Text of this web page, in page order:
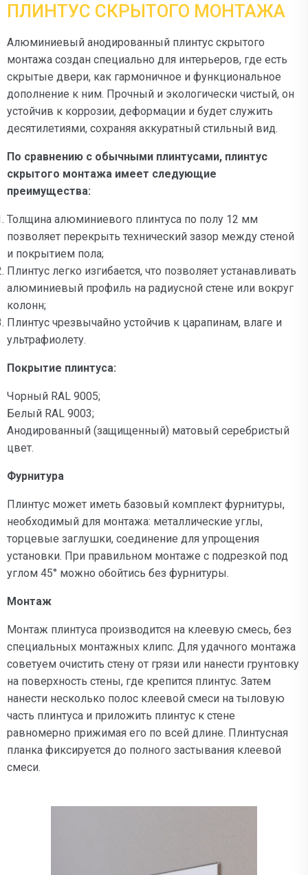
ПЛИНТУС СКРЫТОГО МОНТАЖА
Алюминиевый анодированный плинтус скрытого
монтажа создан специально для интерьеров, где есть
скрытые двери, как гармоничное и функциональное
дополнение к ним. Прочный и экологически чистый, он
устойчив к коррозии, деформации и будет служить
десятилетиями, сохраняя аккуратный стильный вид.
По сравнению с обычными плинтусами, плинтус
скрытого монтажа имеет следующие
преимущества:
Толщина алюминиевого плинтуса по полу 12 мм
позволяет перекрыть технический зазор между стеной
и покрытием пола;
Плинтус легко изгибается, что позволяет устанавливать
алюминиевый профиль на радиусной стене или вокруг
колонн;
Плинтус чрезвычайно устойчив к царапинам, влаге и
ультрафиолету.
Покрытие плинтуса:
Чорный RAL 9005;
Белый RAL 9003;
Анодированный (защищенный) матовый серебристый
цвет.
Фурнитура
Плинтус может иметь базовый комплект фурнитуры,
необходимый для монтажа: металлические углы,
торцевые заглушки, соединение для упрощения
установки. При правильном монтаже с подрезкой под
углом 45° можно обойтись без фурнитуры.
Монтаж
Монтаж плинтуса производится на клеевую смесь, без
специальных монтажных клипс. Для удачного монтажа
советуем очистить стену от грязи или нанести грунтовку
на поверхность стены, где крепится плинтус. Затем
нанести несколько полос клеевой смеси на тыловую
часть плинтуса и приложить плинтус к стене
равномерно прижимая его по всей длине. Плинтусная
планка фиксируется до полного застывания клеевой
смеси.